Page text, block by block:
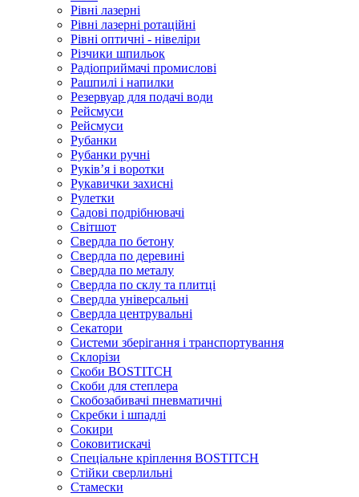
Рівні лазерні
Рівні лазерні ротаційні
Рівні оптичні - нівеліри
Різчики шпильок
Радіоприймачі промислові
Рашпилі і напилки
Резервуар для подачі води
Рейсмуси
Рейсмуси
Рубанки
Рубанки ручні
Руківʼя і воротки
Рукавички захисні
Рулетки
Садові подрібнювачі
Світшот
Свердла по бетону
Свердла по деревині
Свердла по металу
Свердла по склу та плитці
Свердла універсальні
Свердла центрувальні
Секатори
Системи зберігання і транспортування
Склорізи
Скоби BOSTITCH
Скоби для степлера
Скобозабивачі пневматичні
Скребки і шпадлі
Сокири
Соковитискачі
Спеціальне кріплення BOSTITCH
Стійки сверлильні
Стамески